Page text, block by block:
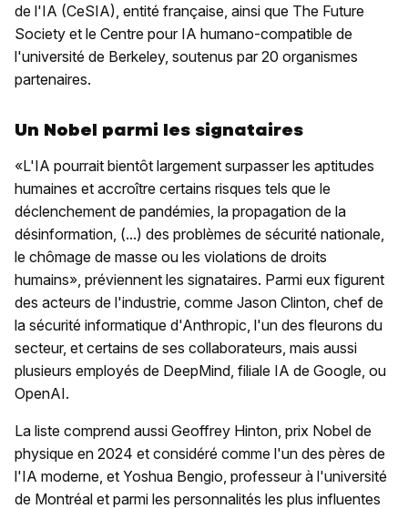
de l'IA (CeSIA), entité française, ainsi que The Future
Society et le Centre pour IA humano-compatible de
l'université de Berkeley, soutenus par 20 organismes
partenaires.
Un Nobel parmi les signataires
«L'IA pourrait bientôt largement surpasser les aptitudes
humaines et accroître certains risques tels que le
déclenchement de pandémies, la propagation de la
désinformation, (...) des problèmes de sécurité nationale,
le chômage de masse ou les violations de droits
humains», préviennent les signataires. Parmi eux figurent
des acteurs de l'industrie, comme Jason Clinton, chef de
la sécurité informatique d'Anthropic, l'un des fleurons du
secteur, et certains de ses collaborateurs, mais aussi
plusieurs employés de DeepMind, filiale IA de Google, ou
OpenAI.
La liste comprend aussi Geoffrey Hinton, prix Nobel de
physique en 2024 et considéré comme l'un des pères de
l'IA moderne, et Yoshua Bengio, professeur à l'université
de Montréal et parmi les personnalités les plus influentes